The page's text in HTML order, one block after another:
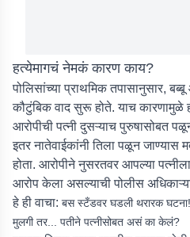
हत्येमागचं नेमकं कारण काय?
पोलिसांच्या प्राथमिक तपासानुसार,
कौटुंबिक वाद सुरू होते. याच कारणामुळे
आरोपीची पत्नी दुसऱ्याच पुरुषासोबत
इतर नातेवाईकांनी तिला पळून
होता. आरोपीने नुसरतवर आपल्या
आरोप केला असल्याची पोलीस
हे ही वाचा: बस स्टँडवर घडली थरारक
मुलगी तर... पतीने पत्नीसोबत असं का केलं?